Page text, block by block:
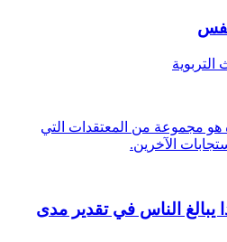
مجموعة من المعتقدات التي
الآخرين.
يبالغ الناس في تقدير مدى